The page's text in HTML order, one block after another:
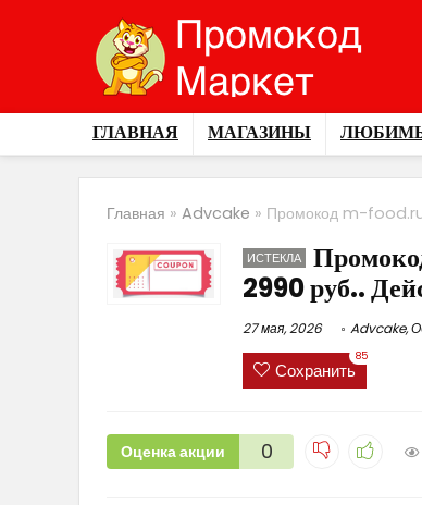
ГЛАВНАЯ МАГАЗИНЫ
Главная » Advcake » Промокод m-
ИСТЕКЛА
2990 руб..
27 мая, 2026 Advcake,
Сохранить
85
Оценка акции 0